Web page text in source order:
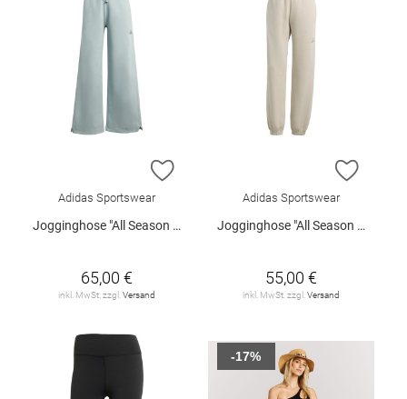
ZUR WUNSCHLISTE HINZUFÜGEN
Adidas Sportswear
Jogginghose "All Season Fleece"
65,00 €
inkl. MwSt. zzgl. Versand
ZUR
Adidas Sportswear
Jogginghose "All Season Fleece"
55,00 €
inkl. MwSt. zzgl. Versand
-17%